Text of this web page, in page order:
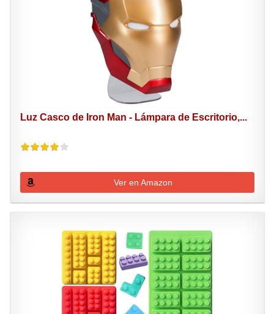
Luz Casco de Iron Man - Lámpara de Escritorio,...
Ver en Amazon